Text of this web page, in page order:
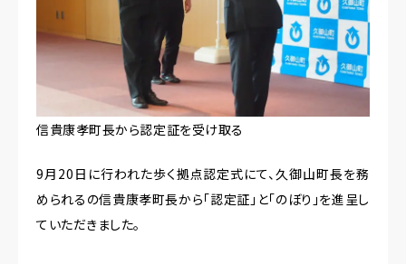
信貴康孝町長から認定証を受け取る
9月20日に行われた歩く拠点認定式にて、久御山町長を務
められるの信貴康孝町長から「認定証」と「のぼり」を進呈し
ていただきました。